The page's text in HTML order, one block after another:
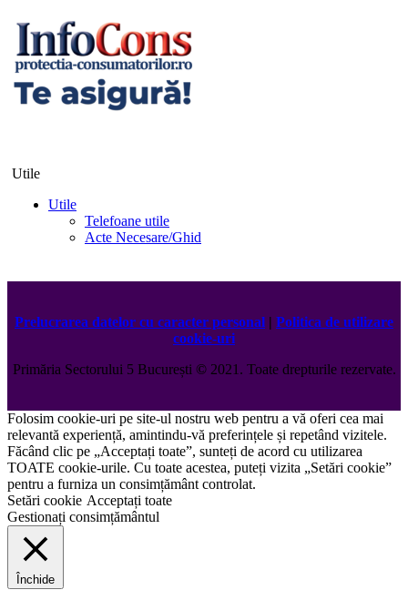
Utile
Utile
Telefoane utile
Acte Necesare/Ghid
Prelucrarea datelor cu caracter personal | Politica de utilizare
cookie-uri
Primăria Sectorului 5 București ©️2021. Toate drepturile rezervate.
Folosim cookie-uri pe site-ul nostru web pentru a vă oferi cea mai
relevantă experiență, amintindu-vă preferințele și repetând vizitele.
Făcând clic pe „Acceptați toate”, sunteți de acord cu utilizarea
TOATE cookie-urile. Cu toate acestea, puteți vizita „Setări cookie”
pentru a furniza un consimțământ controlat.
Setări cookie Acceptați toate
Gestionați consimțământul
Închide